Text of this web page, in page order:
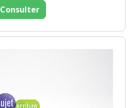
Consulter